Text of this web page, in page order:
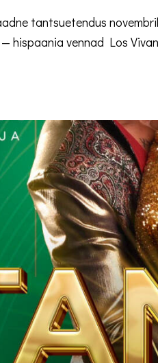
tantsuetendus
vennad Los